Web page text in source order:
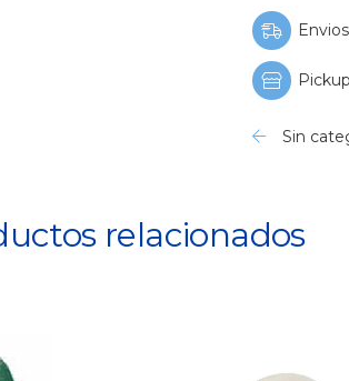
Sin
relacionados